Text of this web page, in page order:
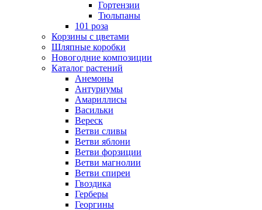
Гортензии
Тюльпаны
101 роза
Корзины с цветами
Шляпные коробки
Новогодние композиции
Каталог растений
Анемоны
Антуриумы
Амариллисы
Васильки
Вереск
Ветви сливы
Ветви яблони
Ветви форзиции
Ветви магнолии
Ветви спиреи
Гвоздика
Герберы
Георгины